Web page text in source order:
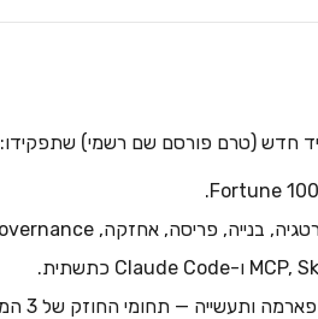
חדש (טרם פורסם שם רשמי) שתפקידו:
— תחומי החוזק של 3 המשקיעים.